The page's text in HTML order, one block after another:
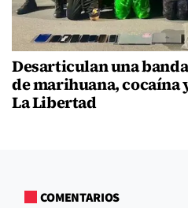
Desarticulan una
de marihuana, cocaína
La Libertad
COMENTARIOS